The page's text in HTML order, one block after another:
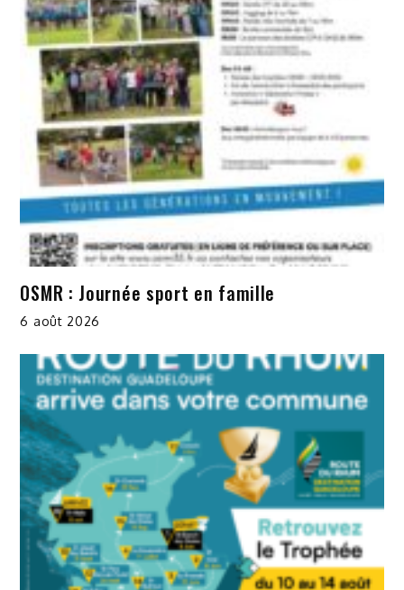
OSMR : Journée sport en famille
6 août 2026